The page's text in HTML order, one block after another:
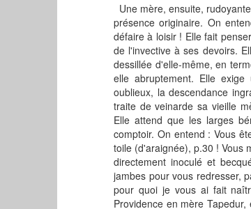
Une mère, ensuite,
présence originaire. On
défaire à loisir ! Elle fait
de l'invective à ses devoirs.
dessillée d'elle-même, en
elle abruptement. Elle
oublieux, la descendance
traite de veinarde sa vieille
Elle attend que les larges
comptoir. On entend : Vous
toile (d'araignée), p.30 ! Vous
directement inoculé et
jambes pour vous redresser,
pour quoi je vous ai fait
Providence en mère